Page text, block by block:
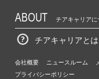
ABOUT チアキャリアに
チアキャリアとは
会社概要 ニュースルーム
プライバシーポリシー